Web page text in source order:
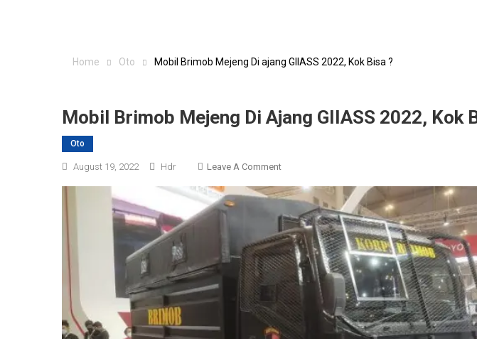
Home Oto Mobil Brimob Mejeng Di ajang GIIASS 2022, Kok Bisa ?
Mobil Brimob Mejeng Di Ajang GIIASS 2022, Kok
Oto
August 19, 2022 Hdr Leave A CommentOn
Brimob
Mejeng
Di
Ajang
GIIASS
2022,
Bisa
?